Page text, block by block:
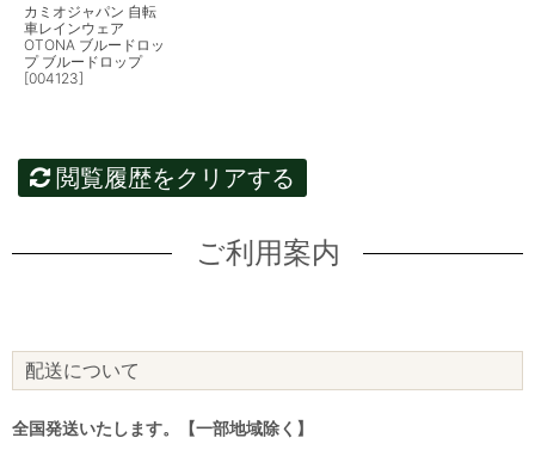
カミオジャパン 自転
車レインウェア
OTONA ブルードロッ
プ ブルードロップ
[004123]
閲覧履歴をクリアする
ご利用案内
配送について
全国発送いたします。【一部地域除く】